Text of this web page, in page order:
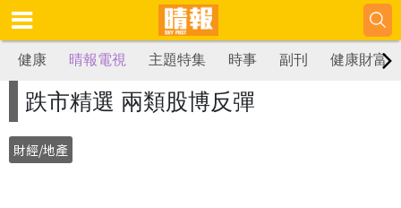
健康 晴報電視 主題特集 時事 副刊 健康財富
跌市精選 兩類股博反彈
財經/地產